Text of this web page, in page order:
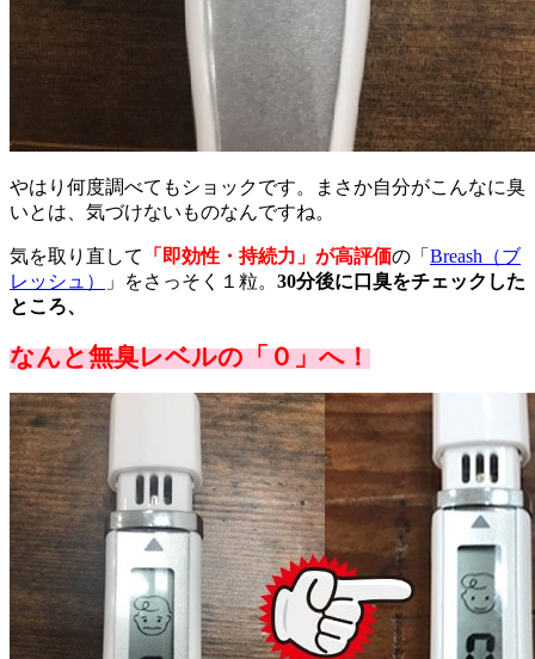
やはり何度調べてもショックです。まさか自分がこんなに臭
いとは、気づけないものなんですね。
気を取り直して 「即効性・持続力」が高評価の「 Breash（ブ
レッシュ）
」をさっそく１粒。 30分後に口臭をチェックした
ところ、
なんと無臭レベルの「０」へ！